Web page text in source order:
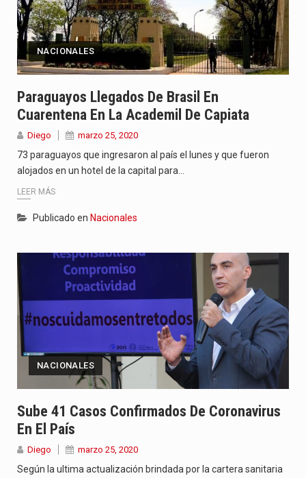
Una familia atravesó momentos de extrema tensión durante la madrugada…
Fretes se refirió concretamente al recorrido que realizó este jueves…
El amanecer de este miércoles se caracteriza por un ambiente…
Hace casi dos meses que Rivas dejó el Senado y,…
NACIONALES
Paraguayos Llegados De Brasil En
Cuarentena En La Academil De Capiata
Diego marzo 25, 2020
73 paraguayos que ingresaron al país el lunes y que fueron
alojados en un hotel de la capital para…
LEER MÁS
Publicado en Nacionales
NACIONALES
Sube 41 Casos Confirmados De Coronavirus
En El País
Diego marzo 25, 2020
Según la ultima actualización brindada por la cartera sanitaria